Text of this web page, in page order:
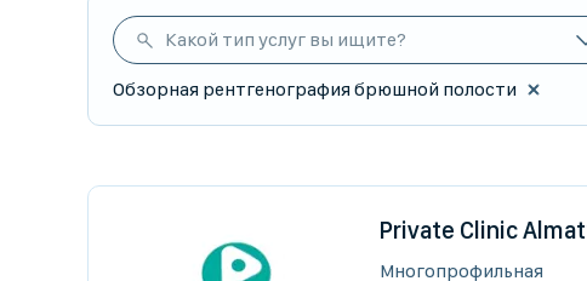
Какой тип услуг вы ищите?
Обзорная рентгенография брюшной полости
Private Clinic
Многопрофильная